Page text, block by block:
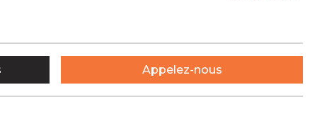
Appelez-nous